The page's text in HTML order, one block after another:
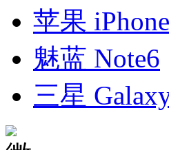
苹果
魅蓝 Note6
三星